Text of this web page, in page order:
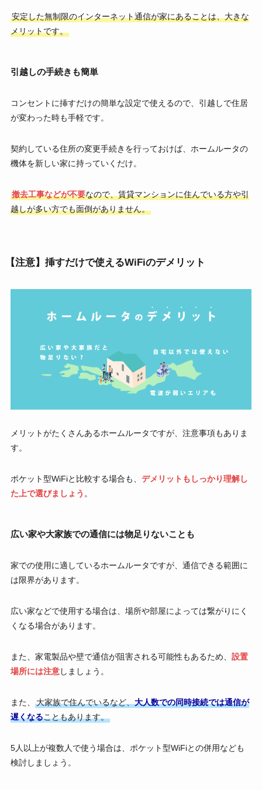
安定した無制限のインターネット通信が家にあることは、大きな
メリットです。
引越しの手続きも簡単
コンセントに挿すだけの簡単な設定で使えるので、引越しで住居
が変わった時も手軽です。
契約している住所の変更手続きを行っておけば、ホームルータの
機体を新しい家に持っていくだけ。
撤去工事などが不要なので、賃貸マンションに住んでいる方や引
越しが多い方でも面倒がありません。
【注意】挿すだけで使えるWiFiのデメリット
メリットがたくさんあるホームルータですが、注意事項もありま
す。
ポケット型WiFiと比較する場合も、 デメリットもしっかり理解し
た上で選びましょう 。
広い家や大家族での通信には物足りないことも
家での使用に適しているホームルータですが、通信できる範囲に
は限界があります。
広い家などで使用する場合は、場所や部屋によっては繋がりにく
くなる場合があります。
また、家電製品や壁で通信が阻害される可能性もあるため、 設置
場所には注意しましょう。
また、 大家族で住んでいるなど、大人数での同時接続では通信が
遅くなることもあります。
5人以上が複数人で使う場合は、ポケット型WiFiとの併用なども
検討しましょう。